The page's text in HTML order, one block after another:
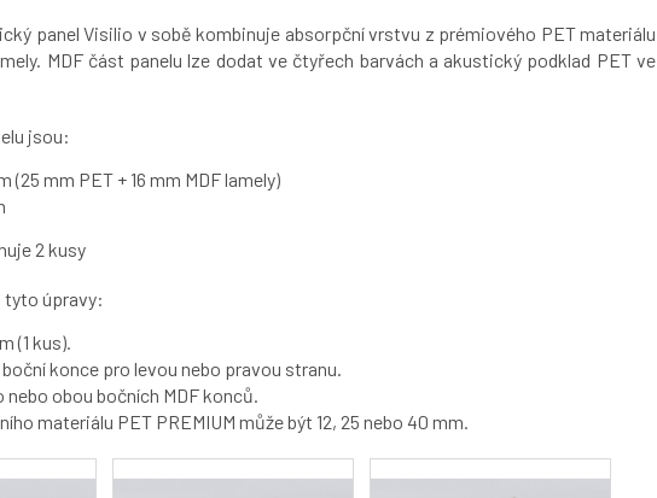
panel Visilio v sobě kombinuje absorpční vrstvu z prémiového PET materiálu
MDF část panelu lze dodat ve čtyřech barvách a akustický podklad PET ve
jsou:
(25 mm PET + 16 mm MDF lamely)
2 kusy
tyto úpravy:
(1 kus).
konce pro levou nebo pravou stranu.
nebo obou bočních MDF konců.
materiálu PET PREMIUM může být 12, 25 nebo 40 mm.